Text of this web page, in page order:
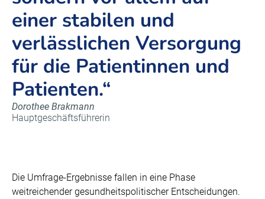
einer stabilen und
verlässlichen Versorgung
für die Patientinnen und
Patienten.“
Dorothee Brakmann
Hauptgeschäftsführerin
Die Umfrage-Ergebnisse fallen in eine Phase
weitreichender gesundheitspolitischer Entscheidungen.